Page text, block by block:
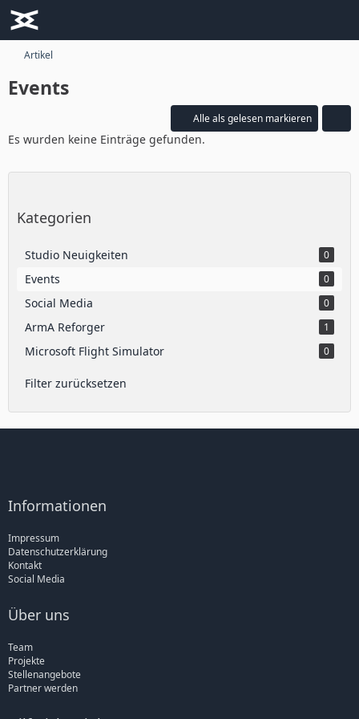
Artikel
Events
Alle als gelesen markieren
Es wurden keine Einträge gefunden.
Kategorien
Studio Neuigkeiten 0
Events 0
Social Media 0
ArmA Reforger 1
Microsoft Flight Simulator 0
Filter zurücksetzen
Informationen
Impressum
Datenschutzerklärung
Kontakt
Social Media
Über uns
Team
Projekte
Stellenangebote
Partner werden